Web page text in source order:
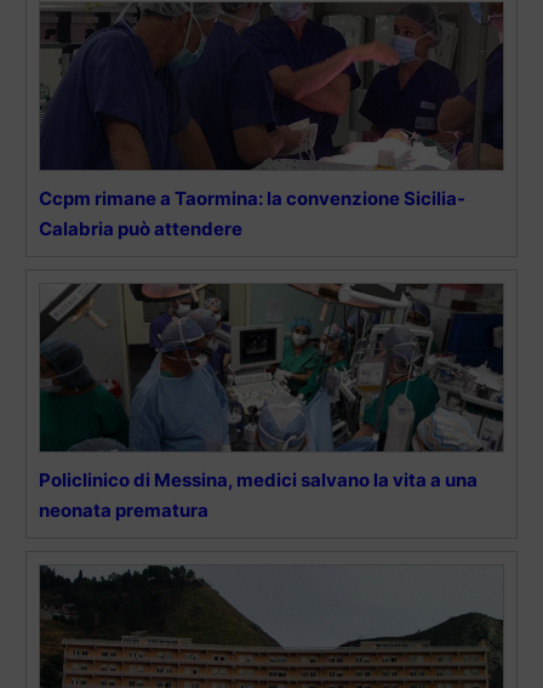
Ccpm rimane a Taormina: la convenzione Sicilia-
Calabria può attendere
Policlinico di Messina, medici salvano la vita a una
neonata prematura